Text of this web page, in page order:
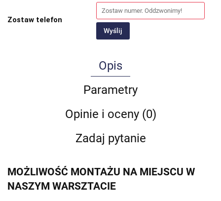
Zostaw telefon
Wyślij
Opis
Parametry
Opinie i oceny (0)
Zadaj pytanie
MOŻLIWOŚĆ MONTAŻU NA MIEJSCU W
NASZYM WARSZTACIE